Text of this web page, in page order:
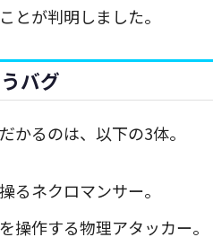
とが判明しました。
バグ
かるのは、以下の3体。
るネクロマンサー。
操作する物理アタッカー。